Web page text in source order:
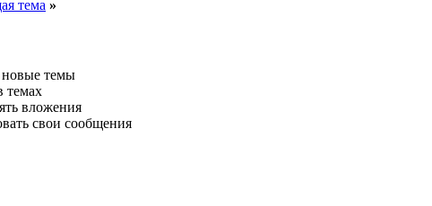
тема »
новые темы
темах
вложения
свои сообщения